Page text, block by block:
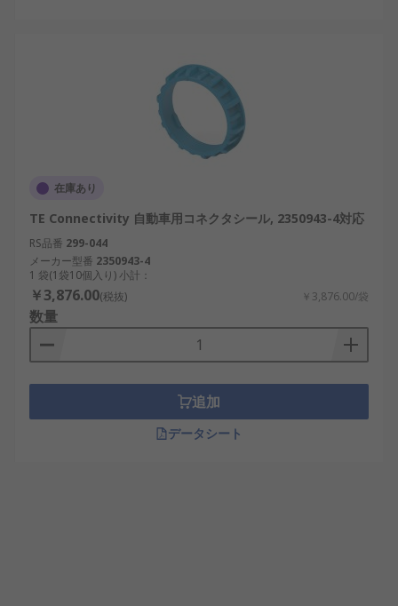
在庫あり
TE Connectivity 自動車用コネクタシール, 2350943-4対応
RS品番 299-044
メーカー型番 2350943-4
1 袋(1袋10個入り) 小計：
￥3,876.00(税抜) ￥3,876.00/袋
数量
追加
データシート